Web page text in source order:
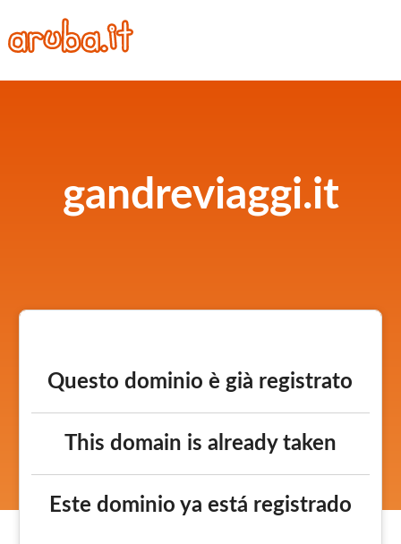
gandreviaggi.it
Questo dominio è già registrato
This domain is already taken
Este dominio ya está registrado